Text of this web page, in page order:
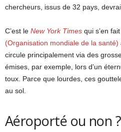
chercheurs, issus de 32 pays,
C’est le New York Times qui s’en
(Organisation mondiale de la santé)
circule principalement via des
émises, par exemple, lors d’un
toux. Parce que lourdes, ces
au sol.
Aéroporté ou non ?